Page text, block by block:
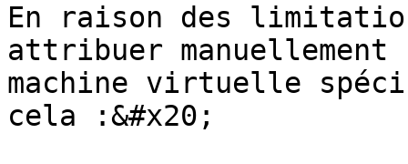
En raison des
attribuer manuellement
machine virtuelle
cela :&#x20;